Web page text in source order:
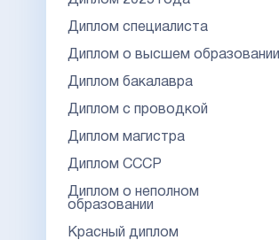
Диплом специалиста
Диплом о высшем образовании
Диплом бакалавра
Диплом с проводкой
Диплом магистра
Диплом СССР
Диплом о неполном
образовании
Красный диплом